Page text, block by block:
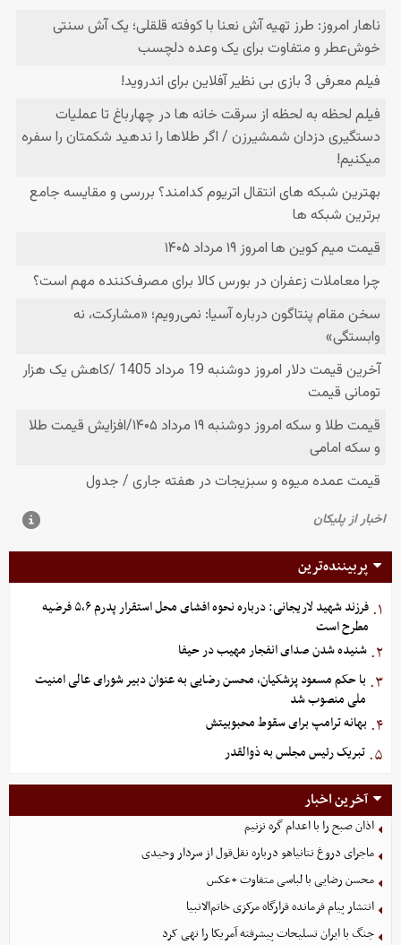
پربیننده‌ترین
۱.
فرزند شهید لاریجانی: درباره نحوه افشای محل استقرار پدرم ۵،۶ فرضیه
مطرح است
۲. شنیده شدن صدای انفجار مهیب در حیفا
۳. با حکم مسعود پزشکیان، محسن رضایی به عنوان دبیر شورای عالی امنیت
ملی منصوب شد
۴. بهانه ترامپ برای سقوط محبوبیتش
۵. تبریک رئیس مجلس به ذوالقدر
آخرین اخبار
اذان صبح را با اعدام گره نزنیم
ماجرای دروغ نتانیاهو درباره نقل‌قول از سردار وحیدی
محسن رضایی با لباسی متفاوت +عکس
انتشار پیام فرمانده قرارگاه مرکزی خاتم‌الانبیا
جنگ با ایران تسلیحات پیشرفته آمریکا را تهی کرد